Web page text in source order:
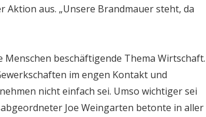
Aktion aus. „Unsere Brandmauer steht, da
Menschen beschäftigende Thema Wirtschaft.
im engen Kontakt und
nicht einfach sei. Umso wichtiger sei
Joe Weingarten betonte in aller